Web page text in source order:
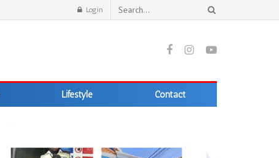
Login
Lifestyle Contact